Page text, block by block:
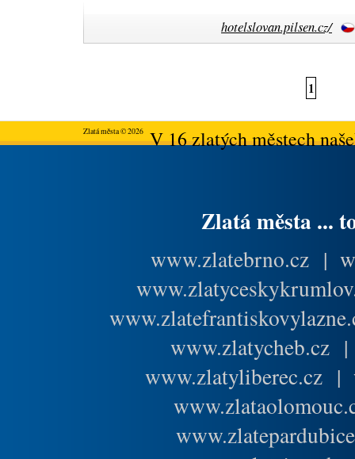
hotelslovan.pilsen.cz/
1
Zlatá města © 2026V 16 zlatých městech
Zlatá města ...
www.zlatebrno.cz |
www.zlatycheb.cz
www.zlatyliberec.cz |